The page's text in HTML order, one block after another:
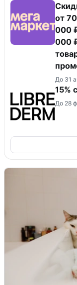
от
000
000
До 31
15%
До 28